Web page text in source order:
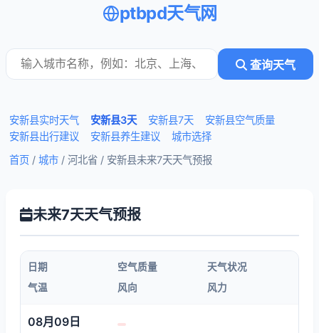
ptbpd天气网
查询天气
安新县实时天气 安新县3天 安新县7天
安新县空气质量
安新县出行建议
安新县养生建议
城市选择
首页 / 城市 / 河北省 / 安新县未来7天天气预报
未来7天天气预报
日期 空气质量
天气状况
气温
风向 风力
08月09日